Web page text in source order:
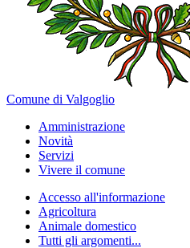
Comune di Valgoglio
Amministrazione
Novità
Servizi
Vivere il comune
Accesso all'informazione
Agricoltura
Animale domestico
Tutti gli argomenti...